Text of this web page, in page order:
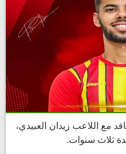
مع اللاعب زيدان العبيدي،